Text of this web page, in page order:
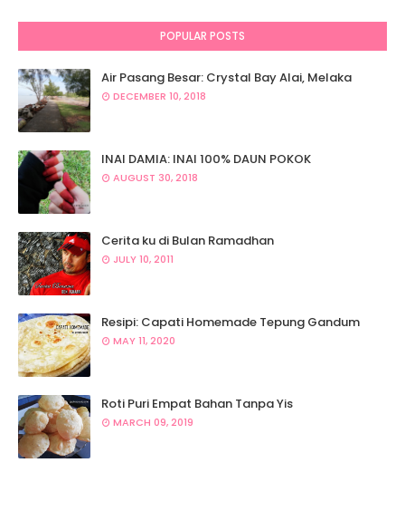
POPULAR POSTS
Air Pasang Besar: Crystal Bay Alai, Melaka
DECEMBER 10, 2018
INAI DAMIA: INAI 100% DAUN POKOK
AUGUST 30, 2018
Cerita ku di Bulan Ramadhan
JULY 10, 2011
Resipi: Capati Homemade Tepung Gandum
MAY 11, 2020
Roti Puri Empat Bahan Tanpa Yis
MARCH 09, 2019